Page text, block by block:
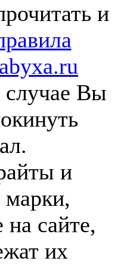
и
Вы
и
марки,
сайте,
их